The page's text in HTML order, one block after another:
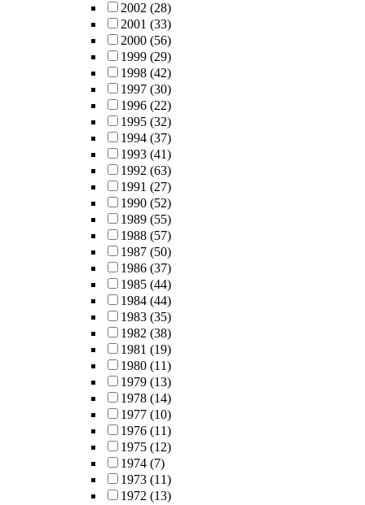
2002 (28)
2001 (33)
2000 (56)
1999 (29)
1998 (42)
1997 (30)
1996 (22)
1995 (32)
1994 (37)
1993 (41)
1992 (63)
1991 (27)
1990 (52)
1989 (55)
1988 (57)
1987 (50)
1986 (37)
1985 (44)
1984 (44)
1983 (35)
1982 (38)
1981 (19)
1980 (11)
1979 (13)
1978 (14)
1977 (10)
1976 (11)
1975 (12)
1974 (7)
1973 (11)
1972 (13)